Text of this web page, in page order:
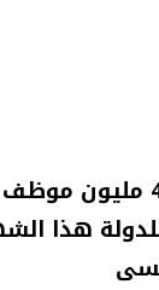
بشرى سارة لـ 4.5
للدولة هذا